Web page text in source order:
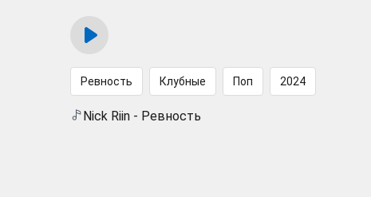
Ревность Клубные Поп 2024
Nick Riin - Ревность